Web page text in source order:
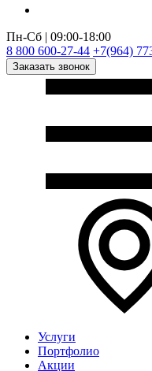
Пн-Сб | 09:00-18:00
8 800 600-27-44 +7(964)
Заказать звонок
Услуги
Портфолио
Акции